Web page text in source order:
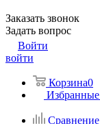
Заказать звонок
Задать вопрос
Войти
войти
Корзина0
Сравнение